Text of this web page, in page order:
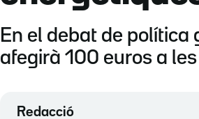
En el debat de
afegirà 100 euros a
Redacció